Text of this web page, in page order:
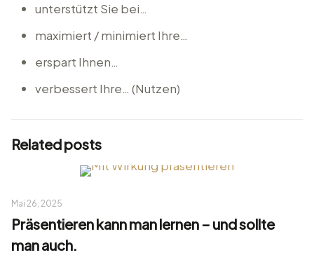
unterstützt Sie bei…
maximiert / minimiert Ihre…
erspart Ihnen…
verbessert Ihre… (Nutzen)
Related posts
Mai 26, 2025
Präsentieren kann man lernen – und sollte
man auch.